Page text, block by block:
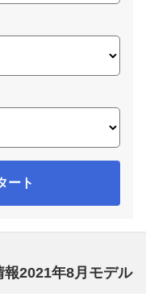
ート
2021年8月モデル